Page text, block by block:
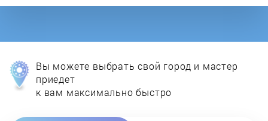
Ecoflam
Вы можете выбрать свой город и мастер
приедет
к вам максимально быстро